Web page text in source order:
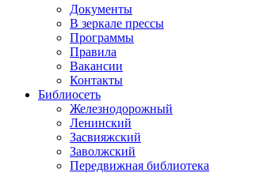
Документы
В зеркале прессы
Программы
Правила
Вакансии
Контакты
Библиосеть
Железнодорожный
Ленинский
Засвияжский
Заволжский
Передвижная библиотека